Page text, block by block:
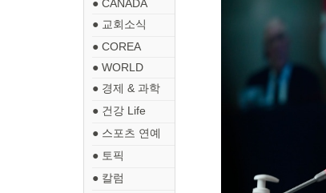
● CANADA
● 교회소식
● COREA
● WORLD
● 경제 & 과학
● 건강 Life
● 스포츠 연예
● 토픽
● 칼럼